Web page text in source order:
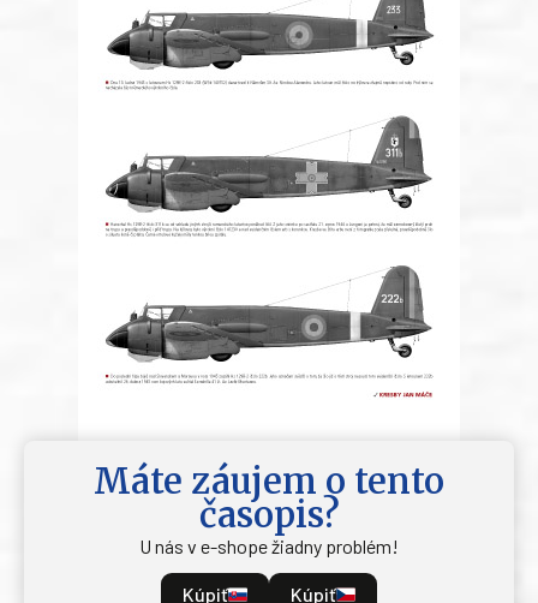
Máte záujem o tento
časopis?
U nás v e-shope žiadny problém!
Kúpiť Kúpiť